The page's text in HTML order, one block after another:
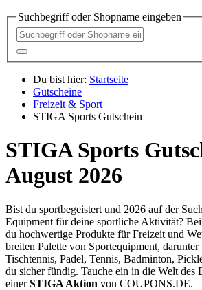
Suchbegriff oder Shopname eingeben
Du bist hier: Startseite
Gutscheine
Freizeit & Sport
STIGA Sports Gutschein
STIGA Sports
August 2026
Bist du sportbegeistert und 2026 auf der
Equipment für deine sportliche Aktivität?
du hochwertige Produkte für Freizeit und
breiten Palette von Sportequipment,
Tischtennis, Padel, Tennis, Badminton,
du sicher fündig. Tauche ein in die Welt des
einerSTIGA Aktion von COUPONS.DE.